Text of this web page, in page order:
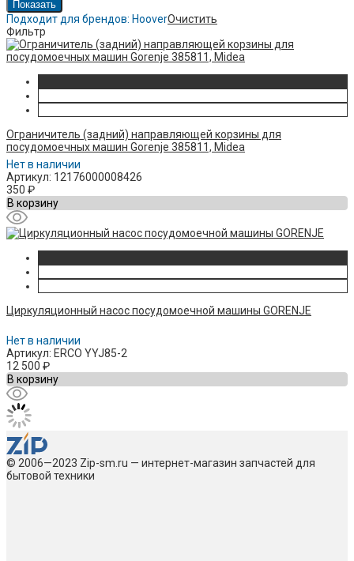
Подходит для брендов: HooverОчистить
Фильтр
Ограничитель (задний) направляющей корзины для
посудомоечных машин Gorenje 385811, Midea
Нет в наличии
Артикул: 12176000008426
350 ₽
В корзину
Циркуляционный насос посудомоечной машины GORENJE
Нет в наличии
Артикул: ERCO YYJ85-2
12 500 ₽
В корзину
© 2006—2023 Zip-sm.ru — интернет-магазин запчастей для
бытовой техники